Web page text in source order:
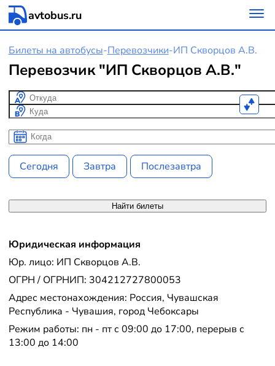
avtobus.ru
Билеты на автобусы-Перевозчики-ИП Скворцов А.В.
Перевозчик "ИП Скворцов А.В."
Откуда
Куда
Когда
Когда
Сегодня Завтра Послезавтра
Найти билеты
Юридическая информация
Юр. лицо: ИП Скворцов А.В.
ОГРН / ОГРНИП: 304212727800053
Адрес местонахождения: Россия, Чувашская
Республика - Чувашия, город Чебоксары
Режим работы: пн - пт с 09:00 до 17:00, перерыв с
13:00 до 14:00